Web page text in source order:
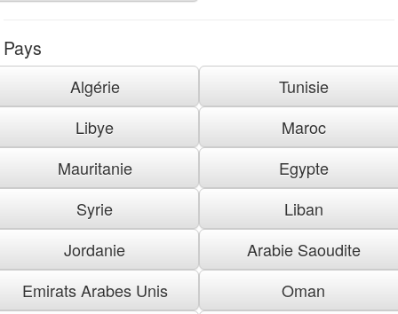
Pays
Algérie
Tunisie
Libye
Maroc
Mauritanie
Egypte
Syrie
Liban
Jordanie
Arabie Saoudite
Emirats Arabes Unis
Oman